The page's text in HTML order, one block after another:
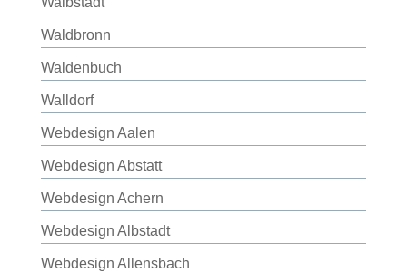
Waldbronn
Waldenbuch
Walldorf
Webdesign Aalen
Webdesign Abstatt
Webdesign Achern
Webdesign Albstadt
Webdesign Allensbach